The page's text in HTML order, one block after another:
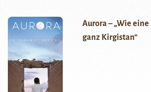
Aurora – „Wie
ganz Kirgistan“